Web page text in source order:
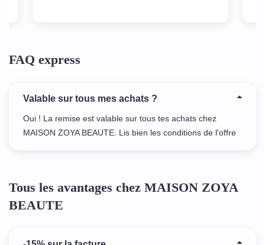
FAQ express
Valable sur tous mes achats ?
Oui ! La remise est valable sur tous tes achats chez
MAISON ZOYA BEAUTE. Lis bien les conditions de l'offre
Tous les avantages chez MAISON ZOYA
BEAUTE